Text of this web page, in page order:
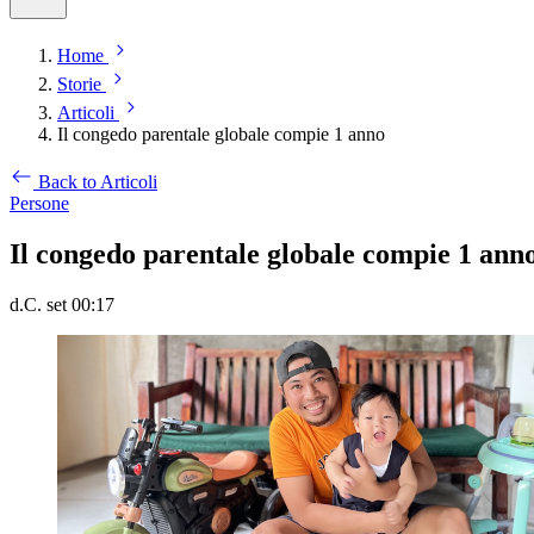
Home
Storie
Articoli
Il congedo parentale globale compie 1 anno
Back to Articoli
Persone
Il congedo parentale globale compie 1
d.C. set 00:17